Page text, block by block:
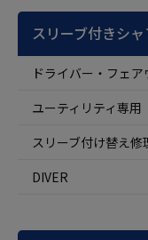
スリーブ付きシ
ドライバー・フェア
ユーティリティ専用
スリーブ付け替え修
DIVER